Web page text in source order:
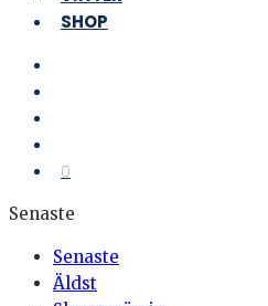
SHOP
0
Senaste
Senaste
Äldst